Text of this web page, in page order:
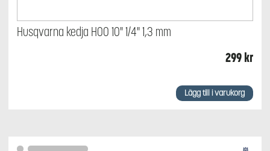
Husqvarna kedja H00 10" 1/4" 1,3 mm
299kr
Lägg till i varukorg